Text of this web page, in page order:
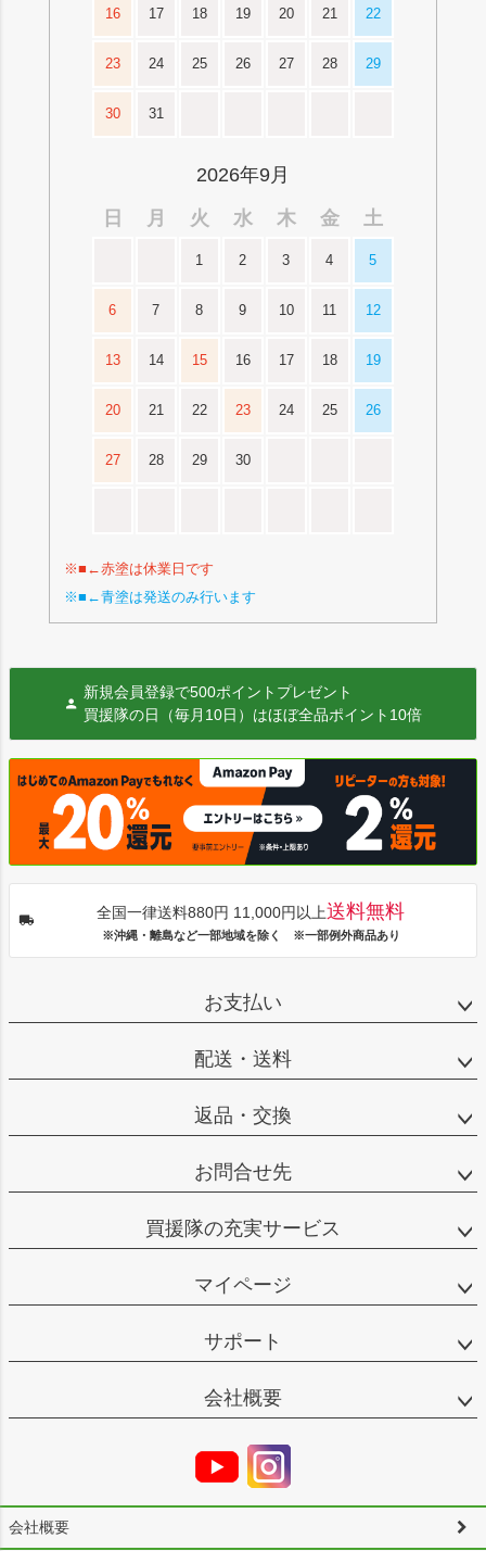
16 17 18 19 20 21 22
23 24 25 26 27 28 29
30 31
2026年9月
日
月 火 水 木 金 土
1 2 3 4 5
6 7 8 9 10 11 12
13 14 15 16 17 18 19
20 21 22 23 24 25 26
27 28 29 30
※■←赤塗は休業日です
※■←青塗は発送のみ行います
新規会員登録で500ポイントプレゼント
買援隊の日（毎月10日）はほぼ全品ポイント10倍
全国一律送料880円 11,000円以上送料無料
※沖縄・離島など一部地域を除く ※一部例外商品あり
お支払い
配送・送料
返品・交換
お問合せ先
買援隊の充実サービス
マイページ
サポート
会社概要
会社概要